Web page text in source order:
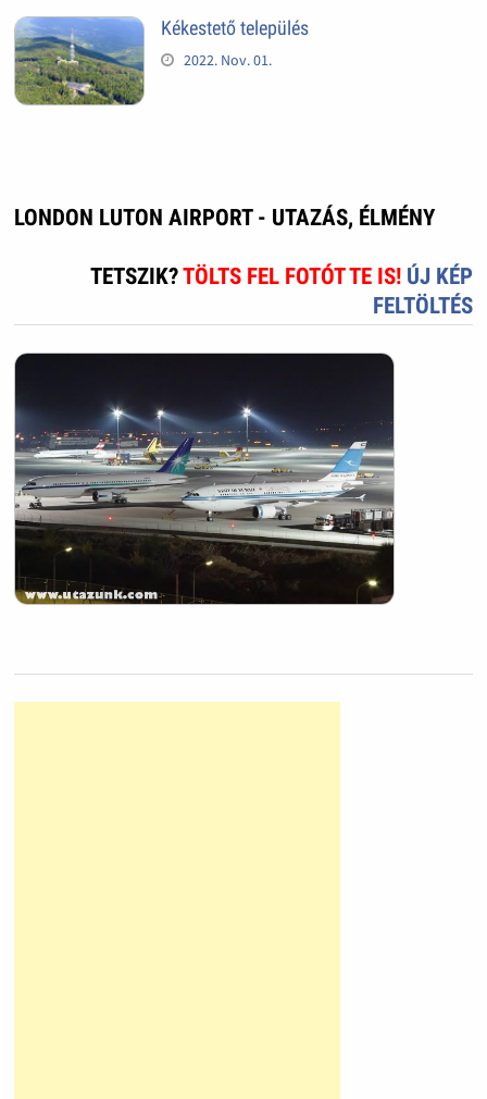
Kékestető település
2022. Nov. 01.
LONDON LUTON AIRPORT - UTAZÁS, ÉLMÉNY
TETSZIK?TÖLTS FEL FOTÓT TE IS! ÚJ KÉP
FELTÖLTÉS